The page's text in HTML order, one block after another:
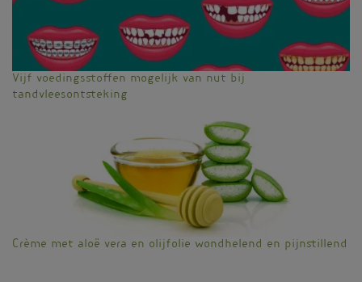
Vijf voedingsstoffen mogelijk van nut bij
tandvleesontsteking
Crème met aloë vera en olijfolie wondhelend en pijnstillend